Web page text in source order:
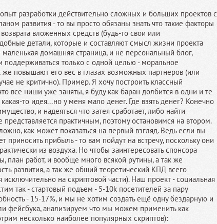
опыт разработки действительно сложных и больших проектов с
развития - то вы просто обязаны знать что такие факторы
возврата вложенных средств (будь-то свои или
детали, которые и составляют смысл жизни проекта
маленькая домашняя страница, и не персональный блог,
поддерживаться только с одной целью - моральное
же повышают его вес в глазах возможных партнеров (или
не критично). Пример. Я хочу построить классный
все ниши уже заняты, я буду как баран долбится в одни и те
то идея...но у меня мало денег. Где взять денег? Конечно
и надеяться что затея сработает, либо найти
практичным, поэтому остановимся на втором.
как может показаться на первый взгляд. Ведь если вы
приносить прибыль - то вам пойдут на встречу, поскольку они
из воздуха. Но чтобы заинтересовать спонсора
план работ, и вообще много всякой рутины, а так же
развития, а так же общий теоретический КПД всего
исключительно на скриптовой части). Наш проект - социальная
так - стартовый подъем - 5-10k посетителей за пару
- 15-17%, и мы не хотим создать ещё одну бездарную и
фейсбука, анализируем что мы можем применить как
несколько наиболее популярных скриптов):